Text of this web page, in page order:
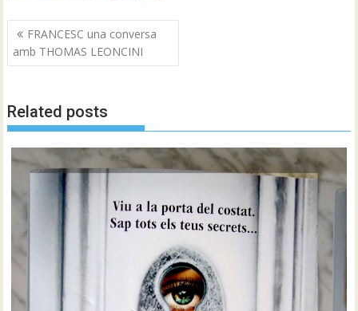
Navegació
d'entrades
FRANCESC una conversa
amb THOMAS LEONCINI
Related posts